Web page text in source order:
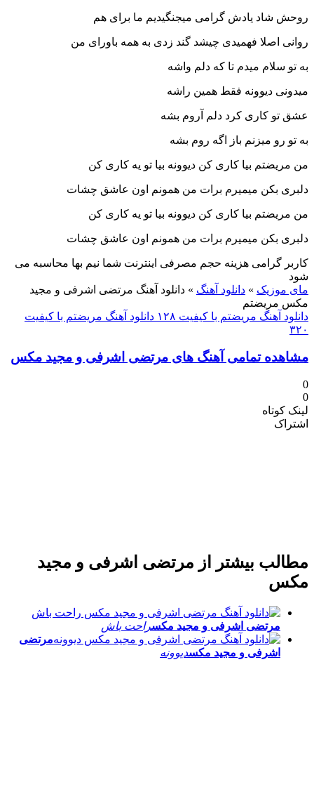
روحش شاد یادش گرامی میجنگیدیم ما برای هم
روانی اصلا فهمیدی چیشد گند زدی به همه باورای من
به تو سلام میدم تا که دلم واشه
میدونى دیوونه فقط همین راشه
عشق تو کارى کرد دلم آروم بشه
به تو رو میزنم باز اگه روم بشه
من مریضتم بیا کارى کن دیوونه بیا تو یه کارى کن
دلبرى بکن میمیرم برات من همونم اون عاشق چشات
من مریضتم بیا کارى کن دیوونه بیا تو یه کارى کن
دلبرى بکن میمیرم برات من همونم اون عاشق چشات
کاربر گرامی هزینه حجم مصرفی اینترنت شما نیم بها محاسبه می
شود
مای موزیک » دانلود آهنگ » دانلود آهنگ مرتضی اشرفی و مجید
مکس مریضتم
دانلود آهنگ مریضتم با کیفیت ۱۲۸
دانلود آهنگ مریضتم با کیفیت
۳۲۰
مشاهده تمامی آهنگ های مرتضی اشرفی و مجید مکس
0
0
لینک کوتاه
اشتراک
مطالب بیشتر از مرتضی اشرفی و مجید
مکس
مرتضی اشرفی و مجید مکسراحت باش
مرتضی
اشرفی و مجید مکسدیوونه